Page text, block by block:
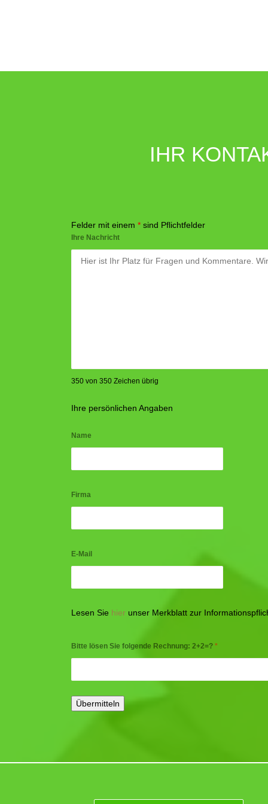
IHR
Felder mit einem * sind Pflichtfelder
Ihre Nachricht
350 von 350 Zeichen übrig
Ihre persönlichen Angaben
Name
Firma
E-Mail
Lesen Sie hier unser Merkblatt zur
Bitte lösen Sie folgende Rechnung: 2+2=? *